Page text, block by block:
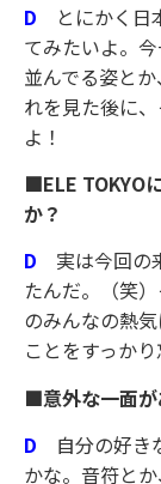
D
とにかく日
てみたいよ。
並んでる姿と
れを見た後に
よ！
■ELE TOKYO
か？
D 実は今回の
たんだ。（笑
のみんなの熱
ことをすっか
■意外な一面が
D 自分の好き
かな。音符と